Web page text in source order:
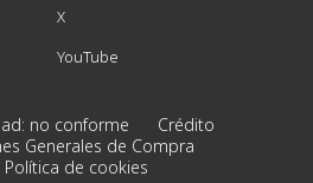
X
YouTube
no conforme
Crédito
Generales de Compra
Política de cookies